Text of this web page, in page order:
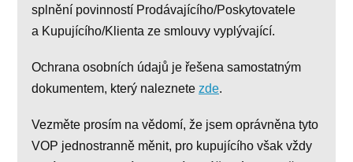
splnění povinností Prodávajícího/Poskytovatele
a Kupujícího/Klienta ze smlouvy vyplývající.
Ochrana osobních údajů je řešena samostatným
dokumentem, který naleznete zde.
Vezměte prosím na vědomí, že jsem oprávněna tyto
VOP jednostranně měnit, pro kupujícího však vždy